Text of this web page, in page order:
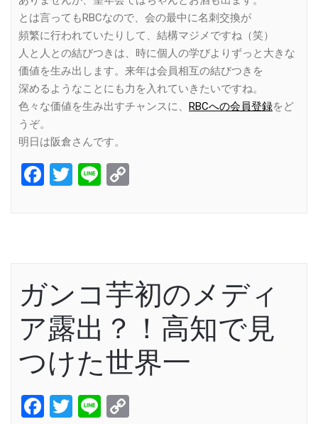
とは言ってもRBCなので、会の最中に名刺交換が
頻繁に行われていたりして、結構マジメですね（笑）
人と人との結びつきは、時に個人の学びよりずっと大きな
価値を生み出します。来年は会員相互の結びつきを
深めるようなことにも力を入れていきたいですね。
色々な価値を生み出すチャンスに、 RBCへの会員登録をど
うぞ。
明日は阪倉さんです。
Facebook
Twitter
Line
ガンコ芋初のメディ
ア露出？！高知で見
つけた世界一
Facebook
Twitter
Line